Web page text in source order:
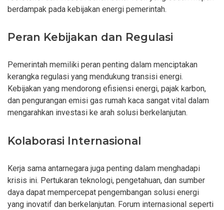
berdampak pada kebijakan energi pemerintah.
Peran Kebijakan dan Regulasi
Pemerintah memiliki peran penting dalam menciptakan
kerangka regulasi yang mendukung transisi energi.
Kebijakan yang mendorong efisiensi energi, pajak karbon,
dan pengurangan emisi gas rumah kaca sangat vital dalam
mengarahkan investasi ke arah solusi berkelanjutan.
Kolaborasi Internasional
Kerja sama antarnegara juga penting dalam menghadapi
krisis ini. Pertukaran teknologi, pengetahuan, dan sumber
daya dapat mempercepat pengembangan solusi energi
yang inovatif dan berkelanjutan. Forum internasional seperti